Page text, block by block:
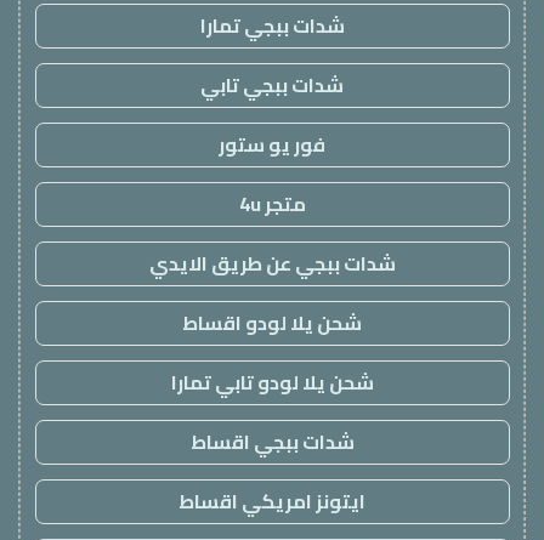
شدات ببجي تمارا
شدات ببجي تابي
فور يو ستور
متجر 4u
شدات ببجي عن طريق الايدي
شحن يلا لودو اقساط
شحن يلا لودو تابي تمارا
شدات ببجي اقساط
ايتونز امريكي اقساط